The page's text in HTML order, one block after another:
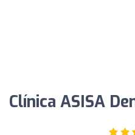
Clínica ASISA